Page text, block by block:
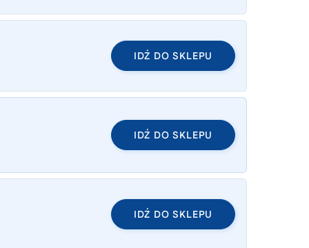
IDŹ DO SKLEPU
IDŹ DO SKLEPU
IDŹ DO SKLEPU